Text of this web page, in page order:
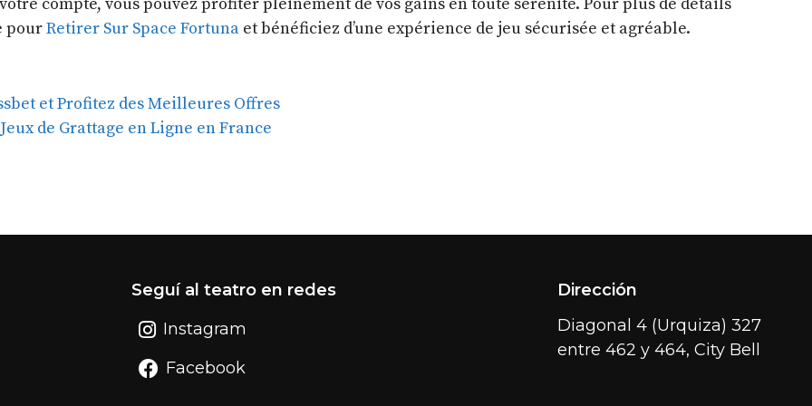
compte, vous pouvez profiter pleinement de vos gains en toute sérénité. Pour plus de détails
pourRetirer Sur Space Fortuna et bénéficiez d’une expérience de jeu sécurisée et agréable.
et Profitez des Meilleures Offres
de Grattage en Ligne en France
Seguí al teatro en redes
Instagram
Facebook
Dirección
Diagonal 4 (Urquiza) 327
entre 462 y 464, City Bell